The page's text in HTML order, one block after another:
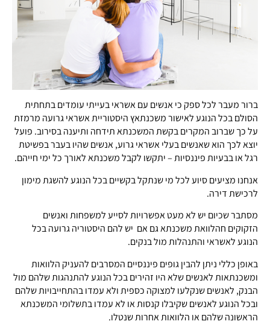
ברור מעבר לכל ספק כי אנשים עם אשראי בעייתי עומדים בתחתית
הסולם בכל הנוגע לאישור משכנתאץ היסטוריית אשראי גרועה מרמזת
על כך שברוב המקרים בקשת המשכנתא תידחה ותיענה בסירוב. פועל
יוצא לכך הוא שאנשים בעלי אשראי גרוע, אנשים שהיו בעבר בפשיטת
רגל או בבעיות פיננסיות – יתקשו לקבל משכנתא לאורך כל ימי חייהם.
אנחנו מציעים סיוע לכל מי שנתקל בקשיים בכל הנוגע להשגת מימון
לרכישת דירה.
מסתבר שכיום יש לא מעט אפשרויות לסייע למשפחות ואנשים
הזקוקים חהלוואת משכנתא גם אם יש להם היסטוריה גרועה בכל
הנוגע לאשראי והתנהלות מול בנקים.
באופן כללי ניתן להבין גופים פיננסיים המסרבים להעניק הלוואות
ומשכנתאות לאנשים שלא היו זהירים בכל הנוגע להתנהגות שלהם מול
הבנק, לאנשים שנקלעו למצוקה כספית ולא עמדו בהתחייבויות שלהם
ובכל הנוגע לאנשים שקיבלו קנסות או לא עמדו בתשלומי המשכנתא
הראשונה שלהם או הלוואות אחרות שנטלו.